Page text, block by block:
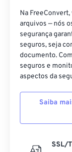
Na
arquivos — nós
segurança
seguros, seja
documento.
seguros e
aspectos da
Saiba
SSL/